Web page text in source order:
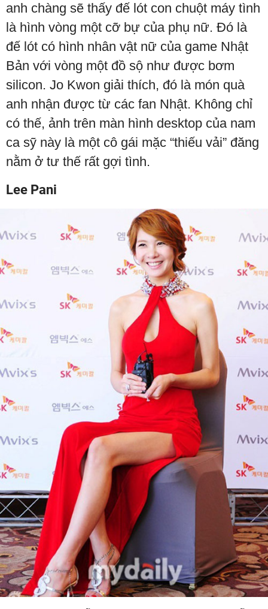
anh chàng sẽ thấy đế lót con chuột máy tình
là hình vòng một cỡ bự của phụ nữ. Đó là
đế lót có hình nhân vật nữ của game Nhật
Bản với vòng một đồ sộ như được bơm
silicon. Jo Kwon giải thích, đó là món quà
anh nhận được từ các fan Nhật. Không chỉ
có thế, ảnh trên màn hình desktop của nam
ca sỹ này là một cô gái mặc “thiếu vải” đăng
nằm ở tư thế rất gợi tình.
Lee Pani